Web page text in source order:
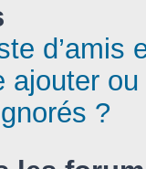
d’amis
ajouter
?